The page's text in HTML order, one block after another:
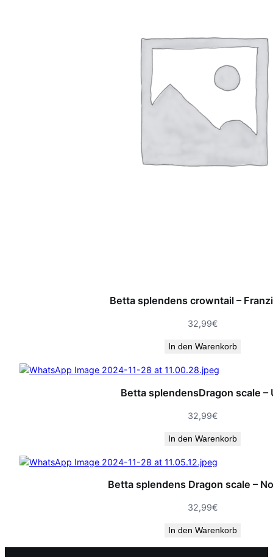
Betta splendens crowntail –
32,99€
In den Warenkorb
Betta splendensDragon scale –
32,99€
In den Warenkorb
Betta splendens Dragon scale –
32,99€
In den Warenkorb